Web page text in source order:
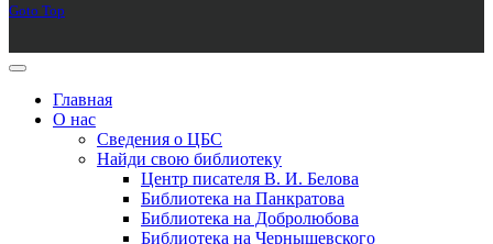
Goto Top
Главная
О нас
Сведения о ЦБС
Найди свою библиотеку
Центр писателя В. И. Белова
Библиотека на Панкратова
Библиотека на Добролюбова
Библиотека на Чернышевского